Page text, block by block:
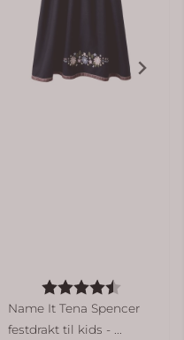
Karakter:
Name It Tena Spencer
festdrakt til kids - ...